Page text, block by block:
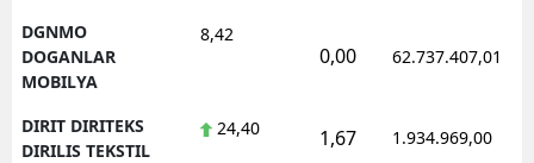
DGNMO
DOGANLAR
MOBILYA
8,42
0,00 62.737.407,01
DIRIT DIRITEKS
DIRILIS TEKSTIL
24,40 1,67 1.934.969,00